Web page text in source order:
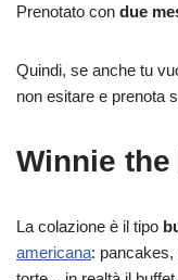
Prenotato con due
Quindi, se anche tu
non esitare e prenota
Winnie the
La colazione è il tipo
americana: